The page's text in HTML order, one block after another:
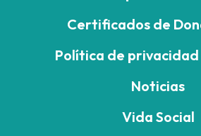
Certificados de
Política de
Noticias
Vida Social